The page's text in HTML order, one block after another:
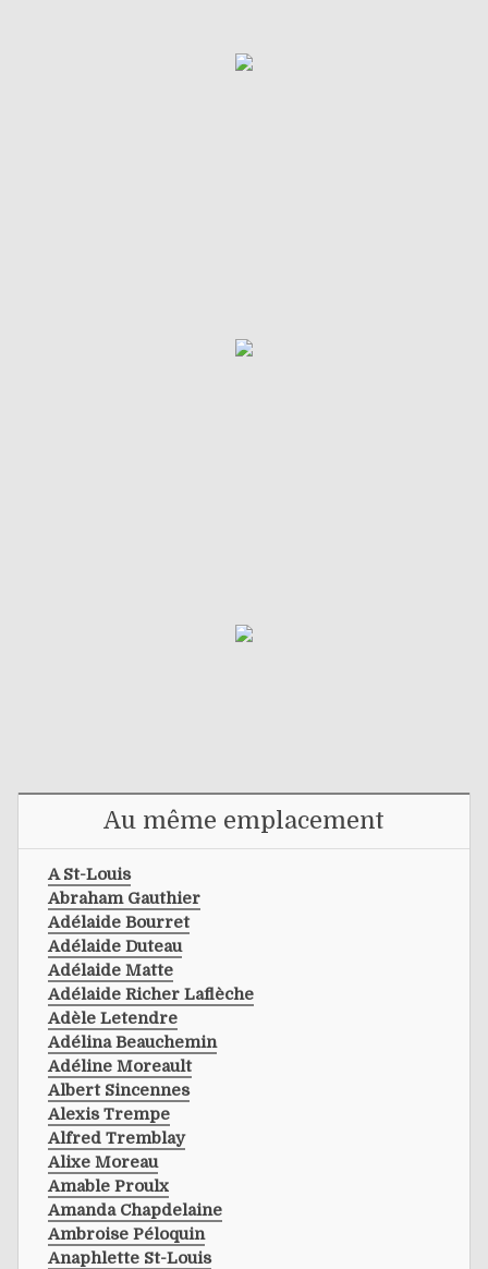
Au même emplacement
A St-Louis
Abraham Gauthier
Adélaide Bourret
Adélaide Duteau
Adélaide Matte
Adélaide Richer Laflèche
Adèle Letendre
Adélina Beauchemin
Adéline Moreault
Albert Sincennes
Alexis Trempe
Alfred Tremblay
Alixe Moreau
Amable Proulx
Amanda Chapdelaine
Ambroise Péloquin
Anaphlette St-Louis